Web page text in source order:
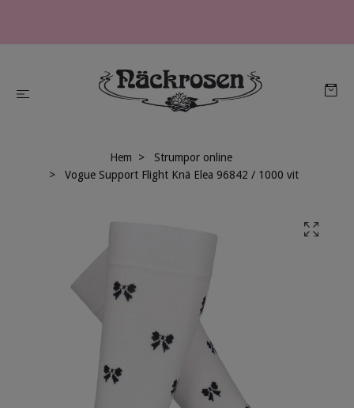
Hem
Strumpor online
Vogue Support Flight Knä Elea 96842 / 1000 vit